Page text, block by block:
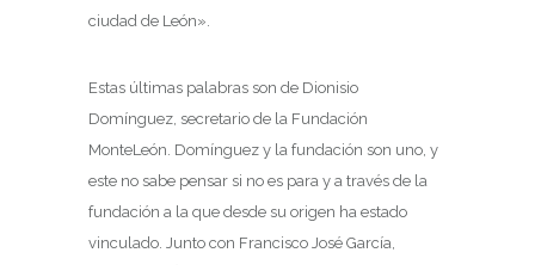
ciudad de León».
Estas últimas palabras son de Dionisio
Domínguez, secretario de la Fundación
MonteLeón. Domínguez y la fundación son uno, y
este no sabe pensar si no es para y a través de la
fundación a la que desde su origen ha estado
vinculado. Junto con Francisco José García,